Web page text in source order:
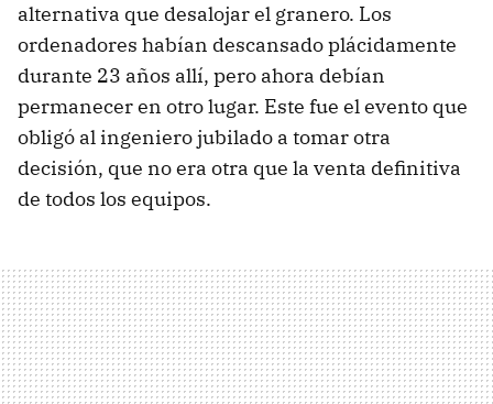
alternativa que desalojar el granero. Los
ordenadores habían descansado plácidamente
durante 23 años allí, pero ahora debían
permanecer en otro lugar. Este fue el evento que
obligó al ingeniero jubilado a tomar otra
decisión, que no era otra que la venta definitiva
de todos los equipos.